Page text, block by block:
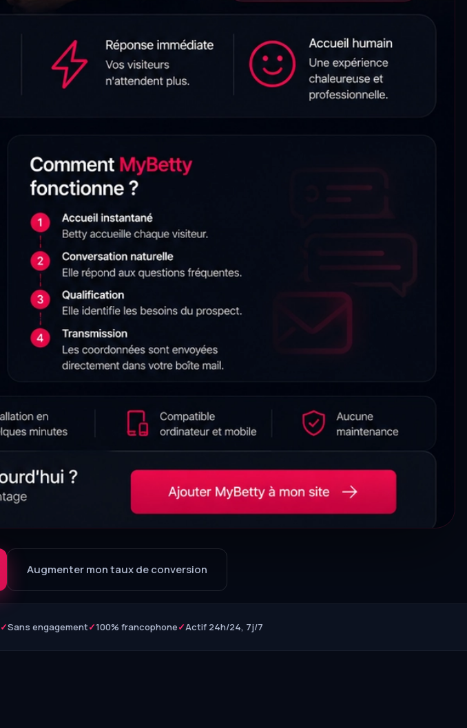
Augmenter mon taux de conversion
✓Sans engagement✓100% francophone✓Actif 24h/24, 7j/7